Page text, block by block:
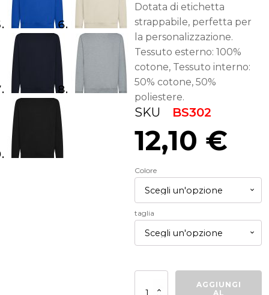
Dotata di etichetta
strappabile, perfetta per
la personalizzazione.
Tessuto esterno: 100%
cotone, Tessuto interno:
50% cotone, 50%
poliestere.
SKU BS302
12,10 €
Colore
taglia
Felpa
AGGIUNGI
AL